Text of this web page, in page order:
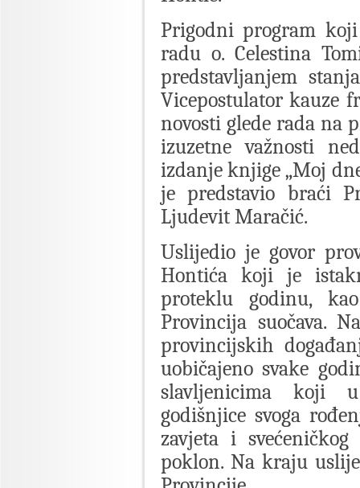
Prigodni program
radu o. Celestina
predstavljanjem
Vicepostulator kauze
novosti glede rada na
izuzetne važnosti
izdanje knjige „Moj
je predstavio braći
Ljudevit Maračić.
Uslijedio je govor
Hontića koji je
proteklu godinu,
Provincija suočava.
provincijskih
uobičajeno svake
slavljenicima koji
godišnjice svoga
zavjeta i
poklon. Na kraju